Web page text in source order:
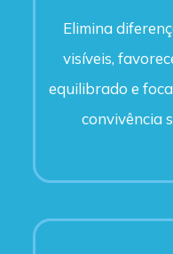
Elimina
visíveis,
equilibrado e
convivência